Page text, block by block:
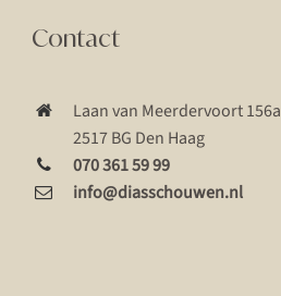
Contact
Laan van Meerdervoort 156a
2517 BG Den Haag
070 361 59 99
info@diasschouwen.nl